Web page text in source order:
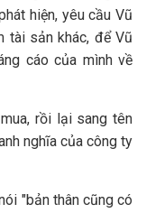
hiện, yêu cầu Vũ
tài sản khác, để Vũ
cáo của mình về
rồi lại sang tên
nghĩa của công ty
"bản thân cũng có